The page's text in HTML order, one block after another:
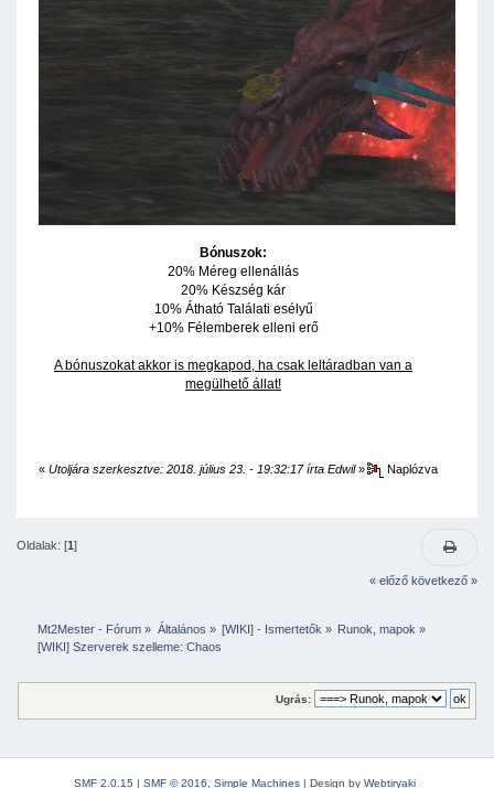
Bónuszok:
20% Méreg ellenállás
20% Készség kár
10% Átható Találati esélyű
+10% Félemberek elleni erő
A bónuszokat akkor is megkapod, ha csak leltáradban van a
megülhető állat!
« Utoljára szerkesztve: 2018. július 23. - 19:32:17 írta Edwil» Naplózva
Oldalak: [1]
« előző következő »
Mt2Mester - Fórum » Általános » [WIKI] - Ismertetők » Runok, mapok »
[WIKI] Szerverek szelleme: Chaos
Ugrás:
SMF 2.0.15 | SMF © 2016 Simple Machines | Design by Webtiryaki